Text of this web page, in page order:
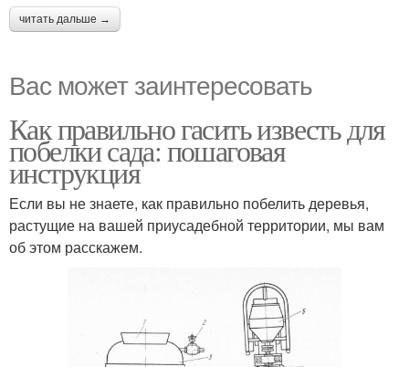
читать дальше →
Вас может заинтересовать
Как правильно гасить известь для
побелки сада: пошаговая
инструкция
Если вы не знаете, как правильно побелить деревья,
растущие на вашей приусадебной территории, мы вам
об этом расскажем.